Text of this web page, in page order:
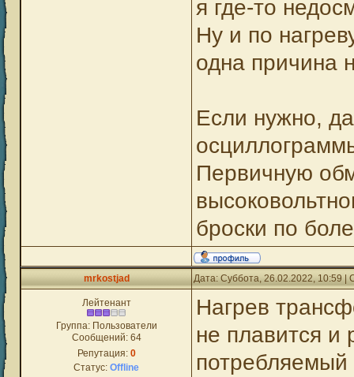
я где-то
Ну и по
одна причина
Если нужно,
Первичную
броски по
mrkostjad Дата: Суббота, 26.02.2022, 10:59
Лейтенант
Группа: Пользователи
Сообщений: 64
Репутация: 0
Статус: Offline
Нагрев
не плавится и
потребляемый